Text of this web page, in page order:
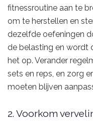
fitnessroutine aan te
om te herstellen en
dezelfde oefeningen
de belasting en wordt
het op. Verander
sets en reps, en zorg
moeten blijven
2. Voorkom